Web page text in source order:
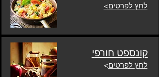
לחץ לפרטים>
לחץ לפרטים>
קונספט חורפי